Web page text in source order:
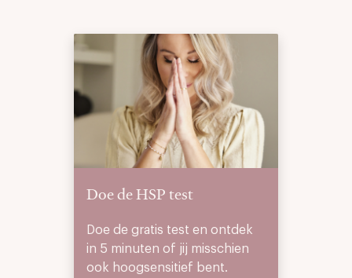
Doe de HSP test
Doe de gratis test en ontdek
in 5 minuten of jij misschien
ook hoogsensitief bent.